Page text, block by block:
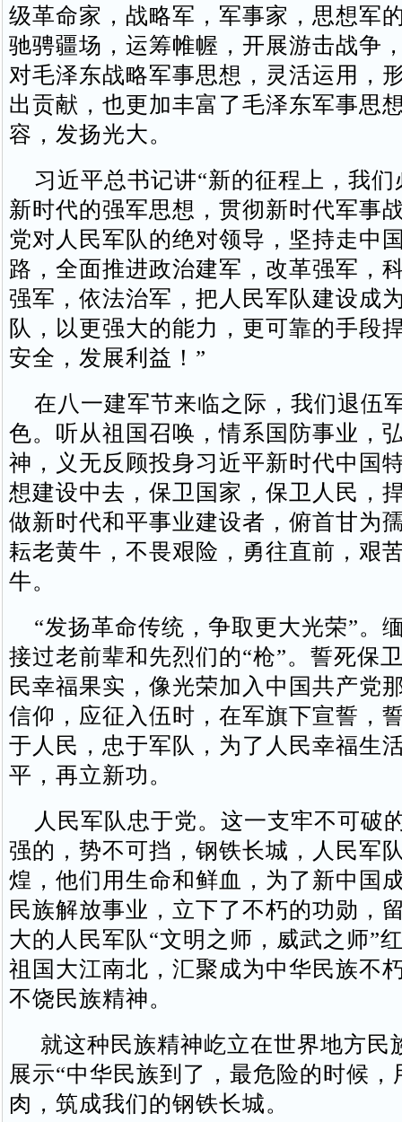
级革命家，战略军，军事家，思想军
驰骋疆场，运筹帷幄，开展游击战争
对毛泽东战略军事思想，灵活运用，
出贡献，也更加丰富了毛泽东军事思
容，发扬光大。
习近平总书记讲“新的征程上，我们
新时代的强军思想，贯彻新时代军事
党对人民军队的绝对领导，坚持走中
路，全面推进政治建军，改革强军，
强军，依法治军，把人民军队建设成
队，以更强大的能力，更可靠的手段
安全，发展利益！”
在八一建军节来临之际，我们退伍
色。听从祖国召唤，情系国防事业，
神，义无反顾投身习近平新时代中国
想建设中去，保卫国家，保卫人民，
做新时代和平事业建设者，俯首甘为
耘老黄牛，不畏艰险，勇往直前，艰
牛。
“发扬革命传统，争取更大光荣”。
接过老前辈和先烈们的“枪”。誓死保
民幸福果实，像光荣加入中国共产党
信仰，应征入伍时，在军旗下宣誓，
于人民，忠于军队，为了人民幸福生
平，再立新功。
人民军队忠于党。这一支牢不可破
强的，势不可挡，钢铁长城，人民军
煌，他们用生命和鲜血，为了新中国
民族解放事业，立下了不朽的功勋，
大的人民军队“文明之师，威武之师”
祖国大江南北，汇聚成为中华民族不
不饶民族精神。
就这种民族精神屹立在世界地方民
展示“中华民族到了，最危险的时候，
肉，筑成我们的钢铁长城。